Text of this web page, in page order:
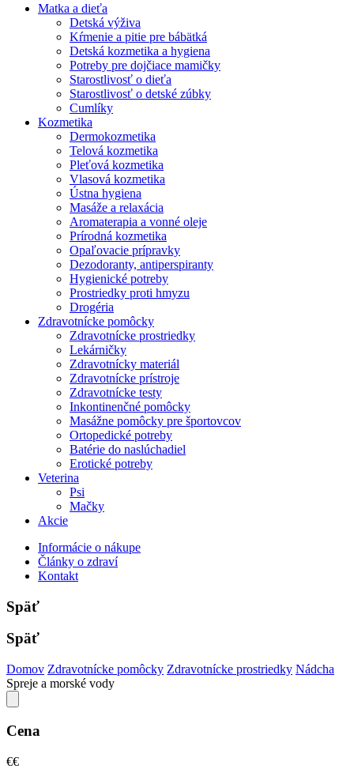
Matka a dieťa
Detská výživa
Kŕmenie a pitie pre bábätká
Detská kozmetika a hygiena
Potreby pre dojčiace mamičky
Starostlivosť o dieťa
Starostlivosť o detské zúbky
Cumlíky
Kozmetika
Dermokozmetika
Telová kozmetika
Pleťová kozmetika
Vlasová kozmetika
Ústna hygiena
Masáže a relaxácia
Aromaterapia a vonné oleje
Prírodná kozmetika
Opaľovacie prípravky
Dezodoranty, antiperspiranty
Hygienické potreby
Prostriedky proti hmyzu
Drogéria
Zdravotnícke pomôcky
Zdravotnícke prostriedky
Lekárničky
Zdravotnícky materiál
Zdravotnícke prístroje
Zdravotnícke testy
Inkontinenčné pomôcky
Masážne pomôcky pre športovcov
Ortopedické potreby
Batérie do naslúchadiel
Erotické potreby
Veterina
Psi
Mačky
Akcie
Informácie o nákupe
Články o zdraví
Kontakt
Späť
Späť
Domov Zdravotnícke pomôcky Zdravotnícke prostriedky Nádcha
Spreje a morské vody
Cena
€€